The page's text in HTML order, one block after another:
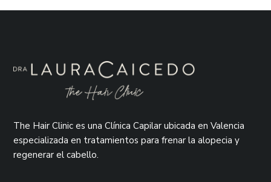
The Hair Clinic es una Clínica Capilar ubicada en Valencia
especializada en tratamientos para frenar la alopecia y
regenerar el cabello.